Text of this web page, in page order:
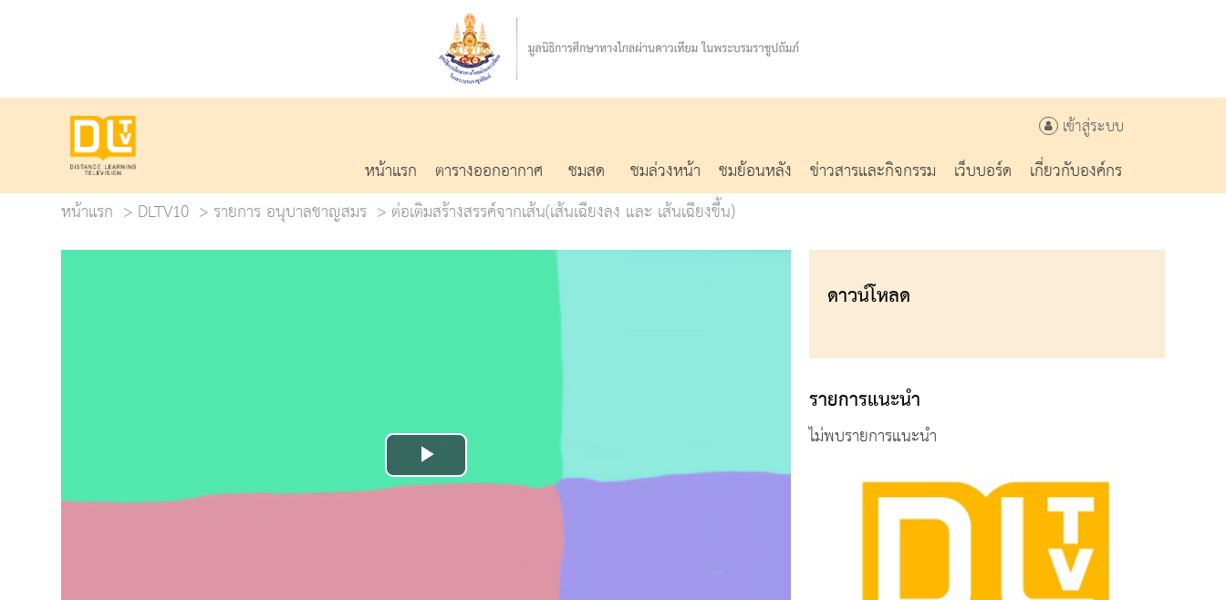
เข้าสู่ระบบ
หน้าแรก ตารางออกอากาศ ชมสด ชมล่วงหน้า ชมย้อนหลัง ข่าวสารและกิจกรรม เว็บบอร์ด
เกี่ยวกับองค์กร
หน้าแรก
DLTV10 รายการ อนุบาลชาญสมร ต่อเติมสร้างสรรค์จากเส้น(เส้นเฉียงลง และ เส้นเฉียงขึ้น)
Play
ดาวน์โหลด
รายการแนะนำ
ไม่พบรายการแนะนำ